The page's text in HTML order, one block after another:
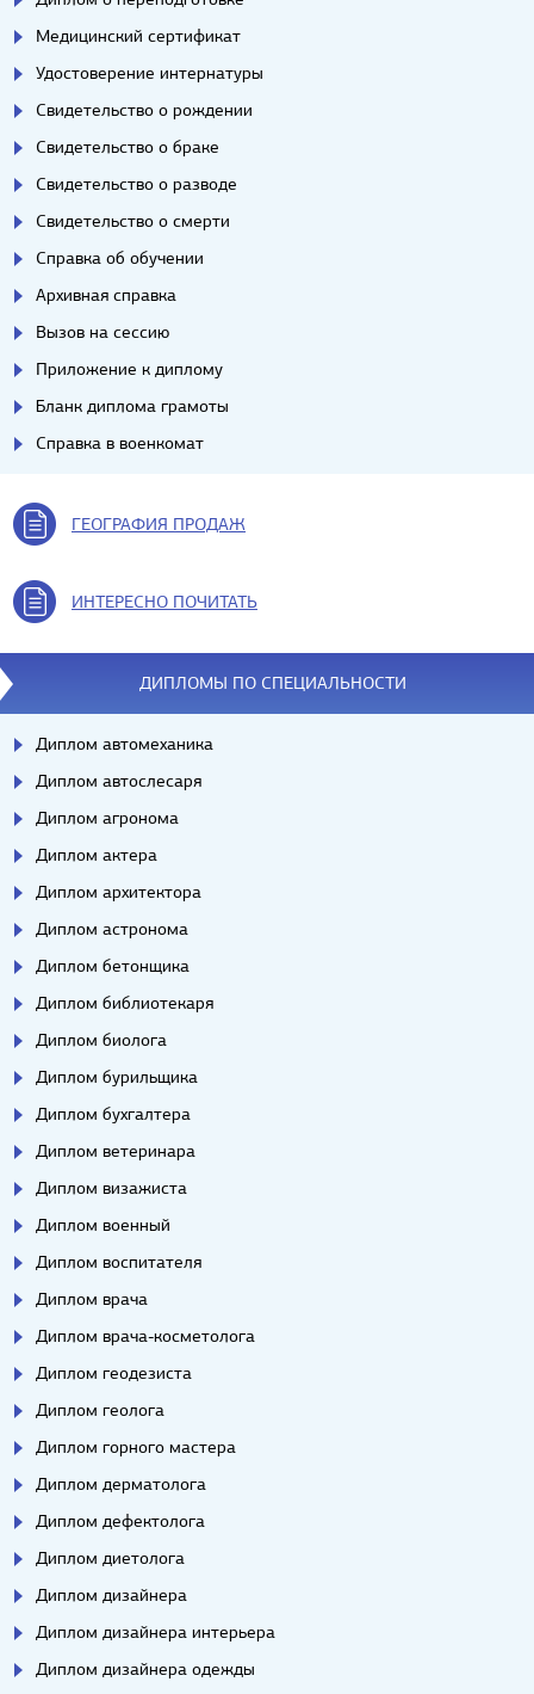
Медицинский сертификат
Удостоверение интернатуры
Свидетельство о рождении
Свидетельство о браке
Свидетельство о разводе
Свидетельство о смерти
Справка об обучении
Архивная справка
Вызов на сессию
Приложение к диплому
Бланк диплома грамоты
Справка в военкомат
ГЕОГРАФИЯ ПРОДАЖ
ИНТЕРЕСНО ПОЧИТАТЬ
ДИПЛОМЫ ПО СПЕЦИАЛЬНОСТИ
Диплом автомеханика
Диплом автослесаря
Диплом агронома
Диплом актера
Диплом архитектора
Диплом астронома
Диплом бетонщика
Диплом библиотекаря
Диплом биолога
Диплом бурильщика
Диплом бухгалтера
Диплом ветеринара
Диплом визажиста
Диплом военный
Диплом воспитателя
Диплом врача
Диплом врача-косметолога
Диплом геодезиста
Диплом геолога
Диплом горного мастера
Диплом дерматолога
Диплом дефектолога
Диплом диетолога
Диплом дизайнера
Диплом дизайнера интерьера
Диплом дизайнера одежды